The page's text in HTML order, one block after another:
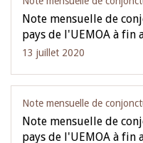
Note mensuelle de
pays de l'UEMOA à fin
13 juillet 2020
Note mensuelle de
Note mensuelle de
pays de l'UEMOA à fin